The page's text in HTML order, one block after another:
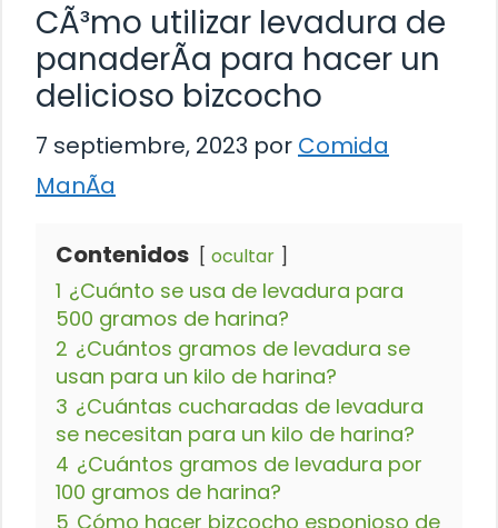
CÃ³mo utilizar levadura de
panaderÃ­a para hacer un
delicioso bizcocho
7 septiembre, 2023 por Comida
ManÃ­a
Contenidos ocultar
1 ¿Cuánto se usa de levadura para
500 gramos de harina?
2 ¿Cuántos gramos de levadura se
usan para un kilo de harina?
3 ¿Cuántas cucharadas de levadura
se necesitan para un kilo de harina?
4 ¿Cuántos gramos de levadura por
100 gramos de harina?
5 Cómo hacer bizcocho esponjoso de